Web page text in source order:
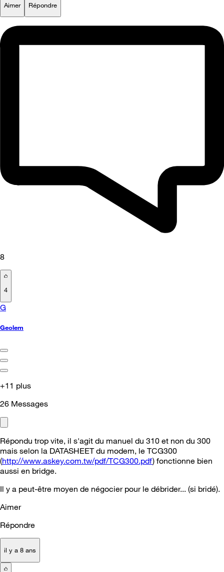
Aimer Répondre
8
4
G
Geolem
+11 plus
26 Messages
Répondu trop vite, il s'agit du manuel du 310 et non du 300
mais selon la DATASHEET du modem, le TCG300
(http://www.askey.com.tw/pdf/TCG300.pdf) fonctionne bien
aussi en bridge.
Il y a peut-être moyen de négocier pour le débrider... (si bridé).
Aimer
Répondre
il y a 8 ans